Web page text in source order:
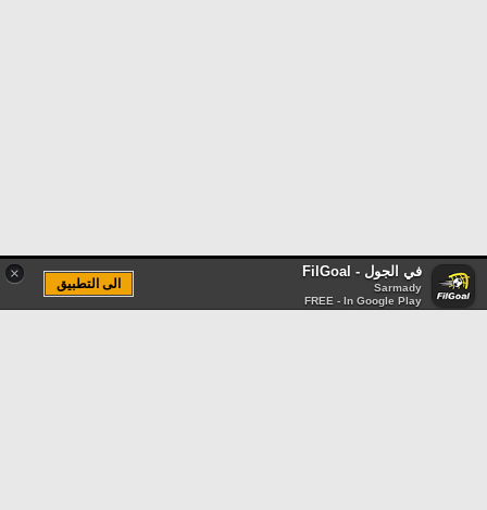
× في الجول - FilGoal
Sarmady
FREE - In Google Play
الى التطبيق